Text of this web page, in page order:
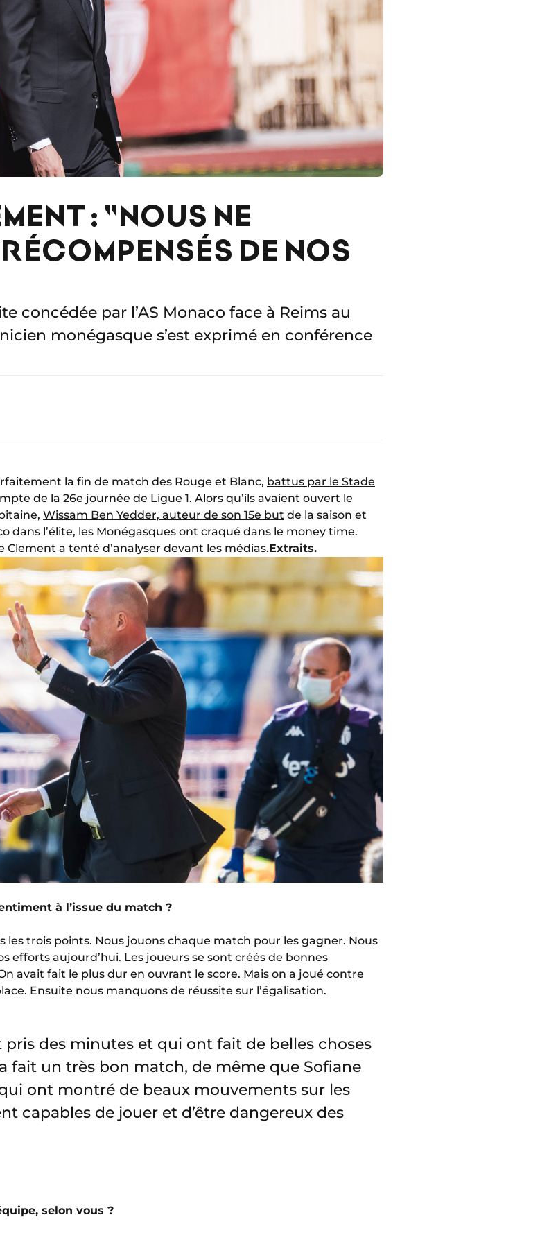
: "NOUS NE
DE NOS
concédée par l’AS Monaco face à Reims au
monégasque s’est exprimé en conférence
la fin de match des Rouge et Blanc, battus par le Stade
de la 26e journée de Ligue 1. Alors qu’ils avaient ouvert le
Wissam Ben Yedder, auteur de son 15e but de la saison et
dans l’élite, les Monégasques ont craqué dans le money time.
Clement a tenté d’analyser devant les médias.Extraits.
à l’issue du match ?
les trois points. Nous jouons chaque match pour les gagner. Nous
efforts aujourd’hui. Les joueurs se sont créés de bonnes
avait fait le plus dur en ouvrant le score. Mais on a joué contre
Ensuite nous manquons de réussite sur l’égalisation.
pris des minutes et qui ont fait de belles choses
fait un très bon match, de même que Sofiane
ont montré de beaux mouvements sur les
capables de jouer et d’être dangereux des
selon vous ?